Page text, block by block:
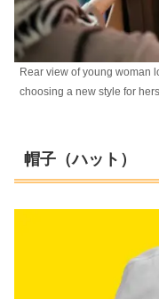
Rear view of young woman
choosing a new style for
帽子（ハット）